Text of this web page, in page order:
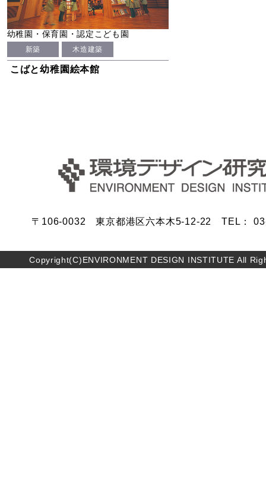
幼稚園・保育園・認定こども園
新築 木造建築
こばと幼稚園絵本館
〒106-0032 東京都港区六本木5-12-22 TEL：
Copyright(C)ENVIRONMENT DESIGN INSTITUTE All